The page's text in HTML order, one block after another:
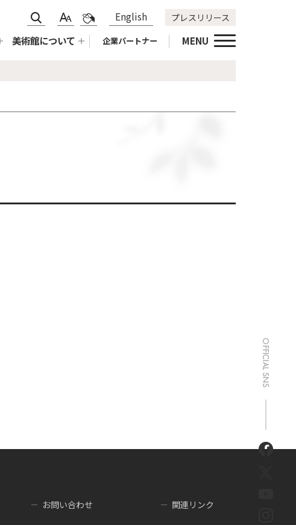
サ
ト
文
サ
更
標
拡
合
い
青
黒
English プレスリリース
美術館について 企業パートナー MENU
お問い合わせ 関連リンク